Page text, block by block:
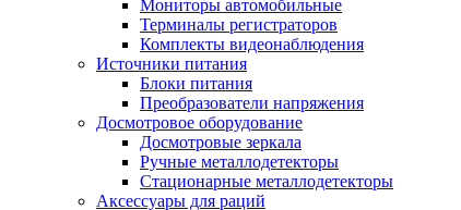
Мониторы автомобильные
Терминалы регистраторов
Комплекты видеонаблюдения
Источники питания
Блоки питания
Преобразователи напряжения
Досмотровое оборудование
Досмотровые зеркала
Ручные металлодетекторы
Стационарные металлодетекторы
Аксессуары для раций